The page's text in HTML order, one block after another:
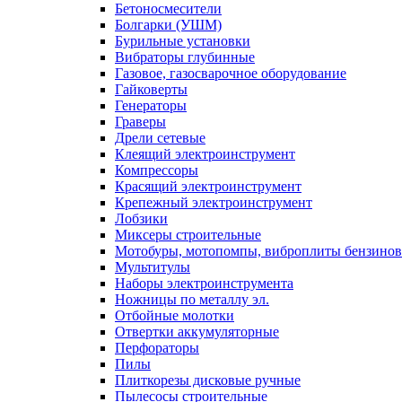
Бетоносмесители
Болгарки (УШМ)
Бурильные установки
Вибраторы глубинные
Газовое, газосварочное оборудование
Гайковерты
Генераторы
Граверы
Дрели сетевые
Клеящий электроинструмент
Компрессоры
Красящий электроинструмент
Крепежный электроинструмент
Лобзики
Миксеры строительные
Мотобуры, мотопомпы, виброплиты
Мультитулы
Наборы электроинструмента
Ножницы по металлу эл.
Отбойные молотки
Отвертки аккумуляторные
Перфораторы
Пилы
Плиткорезы дисковые ручные
Пылесосы строительные